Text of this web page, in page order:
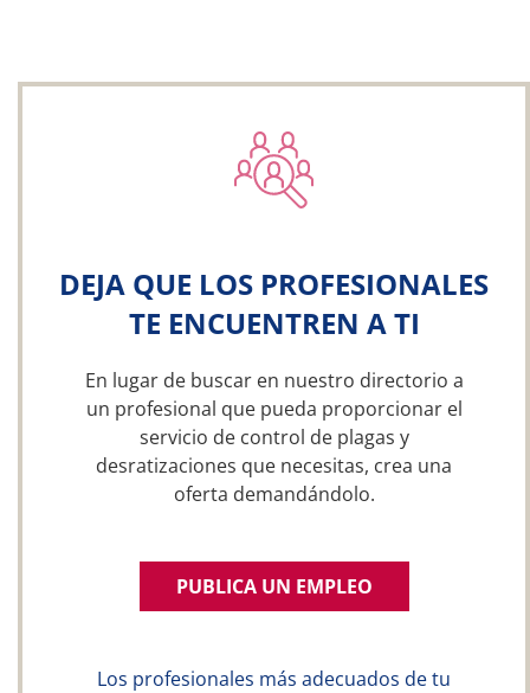
DEJA QUE LOS PROFESIONALES
TE ENCUENTREN A TI
En lugar de buscar en nuestro directorio a
un profesional que pueda proporcionar el
servicio de control de plagas y
desratizaciones que necesitas, crea una
oferta demandándolo.
PUBLICA UN EMPLEO
Los profesionales más adecuados de tu